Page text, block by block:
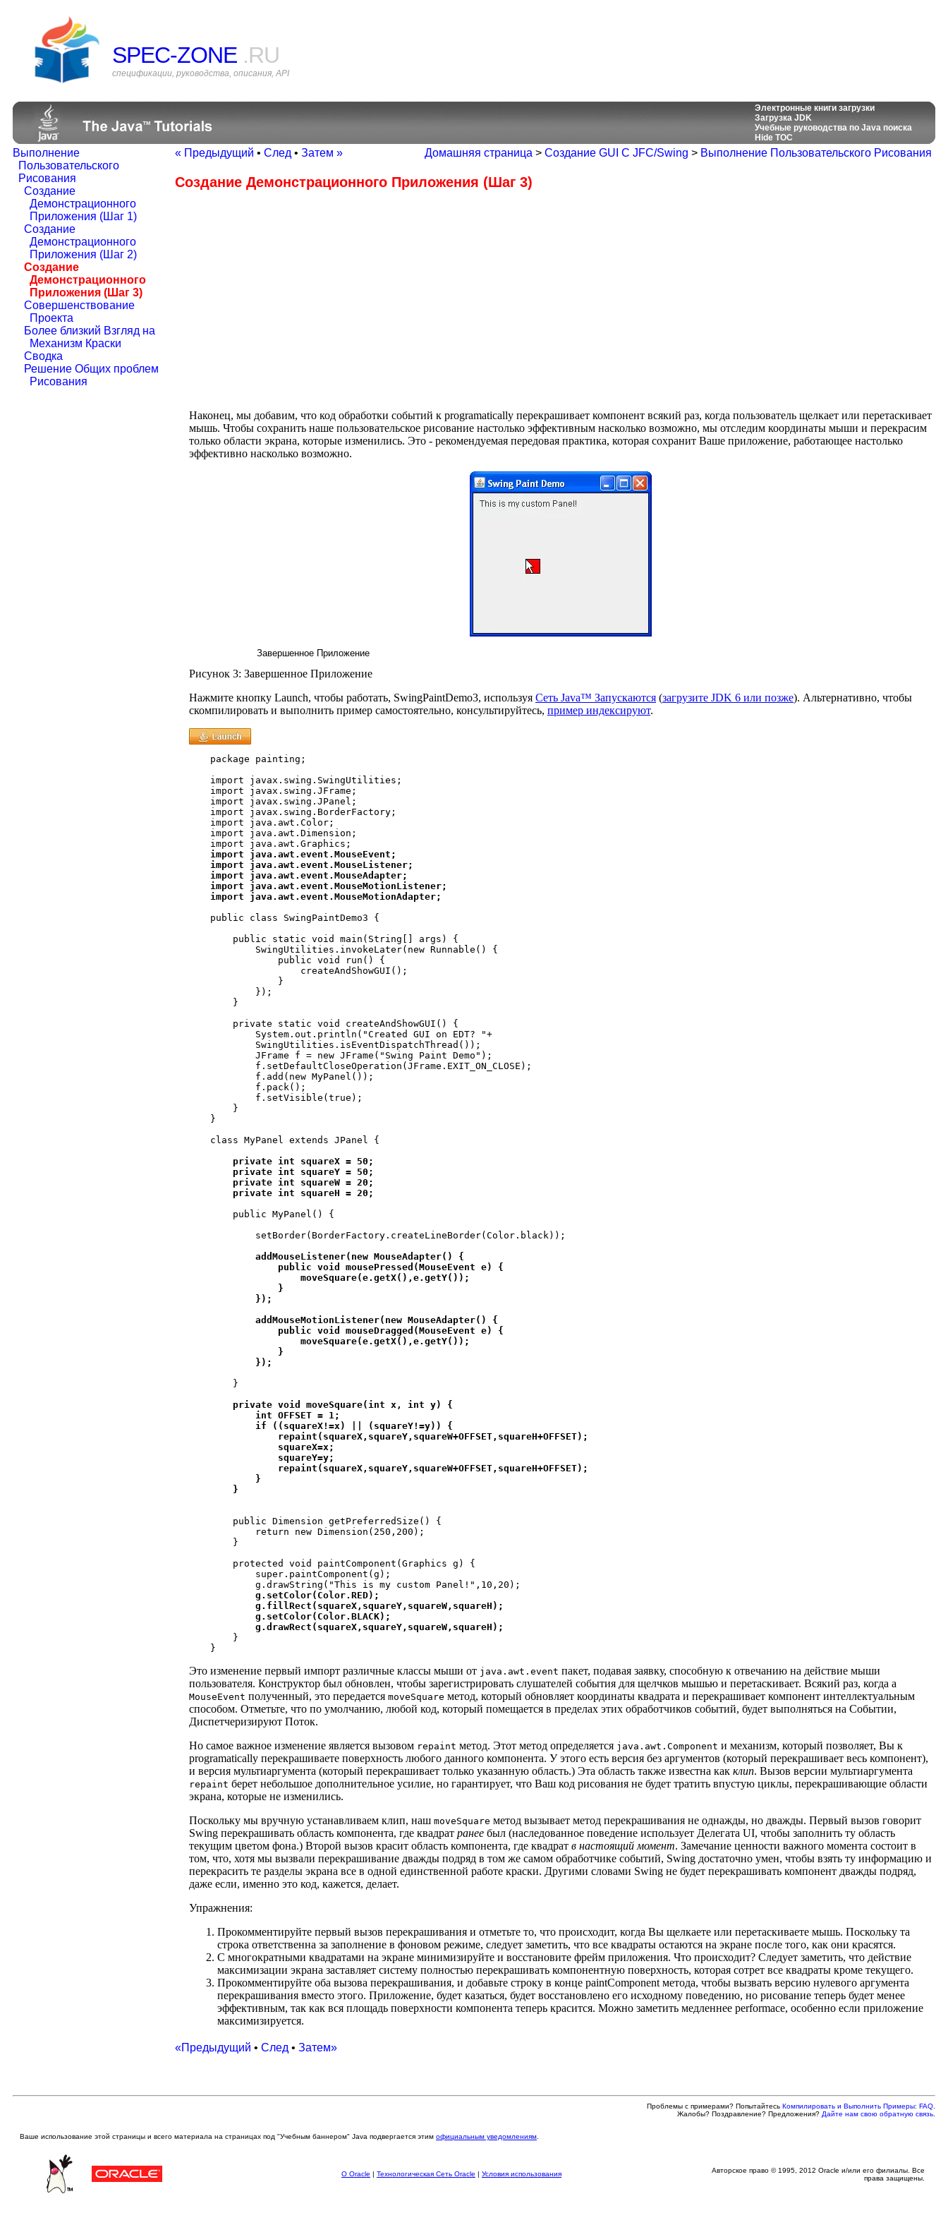
SPEC-ZONE .RU
спецификации, руководства, описания, API
Электронные книги загрузки
Загрузка JDK
Учебные руководства по Java поиска
Hide TOC
Выполнение
Пользовательского
Рисования
Создание
Демонстрационного
Приложения (Шаг 1)
Создание
Демонстрационного
Приложения (Шаг 2)
Создание
Демонстрационного
Приложения (Шаг 3)
Совершенствование
Проекта
Более близкий Взгляд на
Механизм Краски
Сводка
Решение Общих проблем
Рисования
Домашняя страница > Создание GUI С JFC/Swing > Выполнение Пользовательского Рисования
« Предыдущий • След • Затем »
Создание Демонстрационного Приложения (Шаг 3)
Наконец, мы добавим, что код обработки событий к programatically перекрашивает компонент всякий раз, когда пользователь щелкает или перетаскивает
мышь. Чтобы сохранить наше пользовательское рисование настолько эффективным насколько возможно, мы отследим координаты мыши и перекрасим
только области экрана, которые изменились. Это - рекомендуемая передовая практика, которая сохранит Ваше приложение, работающее настолько
эффективно насколько возможно.
Завершенное Приложение
Рисунок 3: Завершенное Приложение
Нажмите кнопку Launch, чтобы работать, SwingPaintDemo3, используя Сеть Java™ Запускаются (загрузите JDK 6 или позже). Альтернативно, чтобы
скомпилировать и выполнить пример самостоятельно, консультируйтесь, пример индексируют.
package painting;
import javax.swing.SwingUtilities;
import javax.swing.JFrame;
import javax.swing.JPanel;
import javax.swing.BorderFactory;
import java.awt.Color;
import java.awt.Dimension;
import java.awt.event.MouseEvent;
import java.awt.event.MouseListener;
import java.awt.event.MouseAdapter;
import java.awt.event.MouseMotionListener;
import java.awt.event.MouseMotionAdapter;
public class SwingPaintDemo3 {
    public static void main(String[] args) {
        SwingUtilities.invokeLater(new Runnable() {
            public void run() {
                createAndShowGUI();
            }
        });
    }
    private static void createAndShowGUI() {
        System.out.println("Created GUI on EDT? "+
        SwingUtilities.isEventDispatchThread());
        JFrame f = new JFrame("Swing Paint Demo");
        f.setDefaultCloseOperation(JFrame.EXIT_ON_CLOSE);
        f.add(new MyPanel());
        f.pack();
        f.setVisible(true);
    }
}
class MyPanel extends JPanel {
private int squareX = 50;
    private int squareY = 50;
    private int squareW = 20;
    private int squareH = 20;
    public MyPanel() {
        setBorder(BorderFactory.createLineBorder(Color.black));
addMouseListener(new MouseAdapter() {
            public void mousePressed(MouseEvent e) {
                moveSquare(e.getX(),e.getY());
            }
        });
        addMouseMotionListener(new MouseAdapter() {
            public void mouseDragged(MouseEvent e) {
                moveSquare(e.getX(),e.getY());
            }
        });
}
    private void moveSquare(int x, int y) {
        int OFFSET = 1;
        if ((squareX!=x) || (squareY!=y)) {
            repaint(squareX,squareY,squareW+OFFSET,squareH+OFFSET);
            squareX=x;
            squareY=y;
            repaint(squareX,squareY,squareW+OFFSET,squareH+OFFSET);
        }
    }
    public Dimension getPreferredSize() {
        return new Dimension(250,200);
    }
    protected void paintComponent(Graphics g) {
        super.paintComponent(g);
        g.drawString("This is my custom Panel!",10,20);
g.setColor(Color.RED);
        g.fillRect(squareX,squareY,squareW,squareH);
        g.setColor(Color.BLACK);
        g.drawRect(squareX,squareY,squareW,squareH);
}
Это изменение первый импорт различные классы мыши от java.awt.event пакет, подавая заявку, способную к отвечанию на действие мыши
пользователя. Конструктор был обновлен, чтобы зарегистрировать слушателей события для щелчков мышью и перетаскивает. Всякий раз, когда a
MouseEvent полученный, это передается moveSquare метод, который обновляет координаты квадрата и перекрашивает компонент интеллектуальным
способом. Отметьте, что по умолчанию, любой код, который помещается в пределах этих обработчиков событий, будет выполняться на Событии,
Диспетчеризируют Поток.
Но самое важное изменение является вызовом repaint метод. Этот метод определяется java.awt.Component и механизм, который позволяет, Вы к
programatically перекрашиваете поверхность любого данного компонента. У этого есть версия без аргументов (который перекрашивает весь компонент),
и версия мультиаргумента (который перекрашивает только указанную область.) Эта область также известна как клип. Вызов версии мультиаргумента
repaint берет небольшое дополнительное усилие, но гарантирует, что Ваш код рисования не будет тратить впустую циклы, перекрашивающие области
экрана, которые не изменились.
Поскольку мы вручную устанавливаем клип, наш moveSquare метод вызывает метод перекрашивания не однажды, но дважды. Первый вызов говорит
Swing перекрашивать область компонента, где квадрат ранее был (наследованное поведение использует Делегата UI, чтобы заполнить ту область
текущим цветом фона.) Второй вызов красит область компонента, где квадрат в настоящий момент. Замечание ценности важного момента состоит в
том, что, хотя мы вызвали перекрашивание дважды подряд в том же самом обработчике событий, Swing достаточно умен, чтобы взять ту информацию и
перекрасить те разделы экрана все в одной единственной работе краски. Другими словами Swing не будет перекрашивать компонент дважды подряд,
даже если, именно это код, кажется, делает.
Упражнения:
Прокомментируйте первый вызов перекрашивания и отметьте то, что происходит, когда Вы щелкаете или перетаскиваете мышь. Поскольку та
строка ответственна за заполнение в фоновом режиме, следует заметить, что все квадраты остаются на экране после того, как они красятся.
С многократными квадратами на экране минимизируйте и восстановите фрейм приложения. Что происходит? Следует заметить, что действие
максимизации экрана заставляет систему полностью перекрашивать компонентную поверхность, которая сотрет все квадраты кроме текущего.
Прокомментируйте оба вызова перекрашивания, и добавьте строку в конце paintComponent метода, чтобы вызвать версию нулевого аргумента
перекрашивания вместо этого. Приложение, будет казаться, будет восстановлено его исходному поведению, но рисование теперь будет менее
эффективным, так как вся площадь поверхности компонента теперь красится. Можно заметить медленнее performace, особенно если приложение
максимизируется.
«Предыдущий • След • Затем»
Проблемы с примерами? Попытайтесь Компилировать и Выполнить Примеры: FAQ
Жалобы? Поздравление? Предложения? Дайте нам свою обратную связь
Ваше использование этой страницы и всего материала на страницах под "Учебным баннером" Java подвергается этим официальным уведомлениям
О Oracle | Технологическая Сеть Oracle | Условия использования
Авторское право © 1995, 2012 Oracle и/или его филиалы. Все
права защищены.